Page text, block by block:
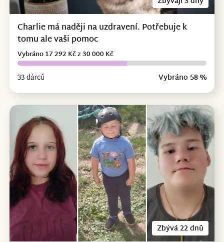
Charlie má naději na uzdravení. Potřebuje k
tomu ale vaši pomoc
33 dárců Vybráno 58 %
Vybráno 17 292 Kč z 30 000 Kč
Zbývá 22 dnů